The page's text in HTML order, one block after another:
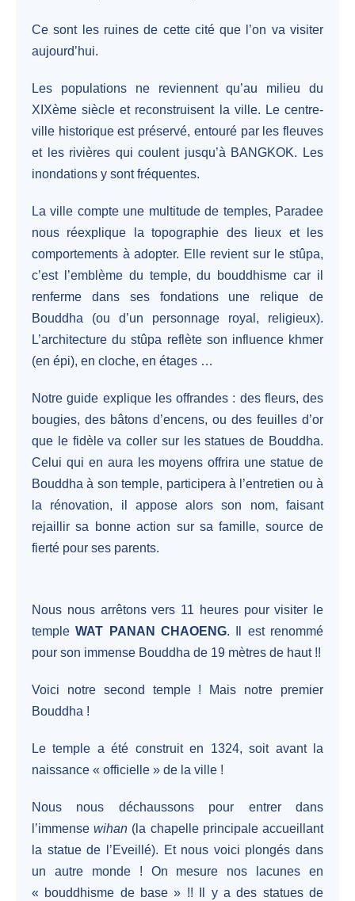
Ce sont les ruines de cette cité que l’on va visiter
aujourd’hui.
Les populations ne reviennent qu’au milieu du
XIXème siècle et reconstruisent la ville. Le centre-
ville historique est préservé, entouré par les fleuves
et les rivières qui coulent jusqu’à BANGKOK. Les
inondations y sont fréquentes.
La ville compte une multitude de temples, Paradee
nous réexplique la topographie des lieux et les
comportements à adopter. Elle revient sur le stûpa,
c’est l’emblème du temple, du bouddhisme car il
renferme dans ses fondations une relique de
Bouddha (ou d’un personnage royal, religieux).
L’architecture du stûpa reflète son influence khmer
(en épi), en cloche, en étages …
Notre guide explique les offrandes : des fleurs, des
bougies, des bâtons d’encens, ou des feuilles d’or
que le fidèle va coller sur les statues de Bouddha.
Celui qui en aura les moyens offrira une statue de
Bouddha à son temple, participera à l’entretien ou à
la rénovation, il appose alors son nom, faisant
rejaillir sa bonne action sur sa famille, source de
fierté pour ses parents.
Nous nous arrêtons vers 11 heures pour visiter le
templeWAT PANAN CHAOENG. Il est renommé
pour son immense Bouddha de 19 mètres de haut !!
Voici notre second temple ! Mais notre premier
Bouddha !
Le temple a été construit en 1324, soit avant la
naissance « officielle » de la ville !
Nous nous déchaussons pour entrer dans
l’immensewihan (la chapelle principale accueillant
la statue de l’Eveillé). Et nous voici plongés dans
un autre monde ! On mesure nos lacunes en
« bouddhisme de base » !! Il y a des statues de